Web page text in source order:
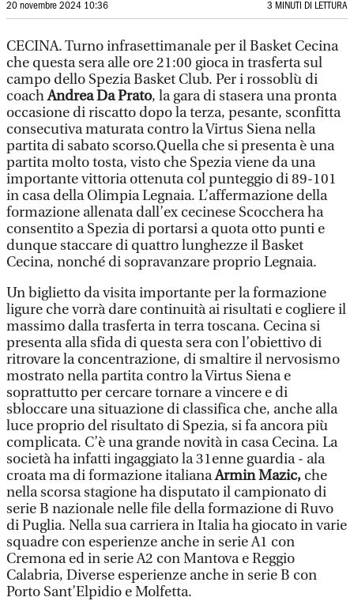
20 novembre 2024 10:36 3 MINUTI DI LETTURA
CECINA. Turno infrasettimanale per il Basket Cecina
che questa sera alle ore 21:00 gioca in trasferta sul
campo dello Spezia Basket Club. Per i rossoblù di
coachAndrea Da Prato, la gara di stasera una pronta
occasione di riscatto dopo la terza, pesante, sconfitta
consecutiva maturata contro la Virtus Siena nella
partita di sabato scorso.Quella che si presenta è una
partita molto tosta, visto che Spezia viene da una
importante vittoria ottenuta col punteggio di 89-101
in casa della Olimpia Legnaia. L’affermazione della
formazione allenata dall’ex cecinese Scocchera ha
consentito a Spezia di portarsi a quota otto punti e
dunque staccare di quattro lunghezze il Basket
Cecina, nonché di sopravanzare proprio Legnaia.
Un biglietto da visita importante per la formazione
ligure che vorrà dare continuità ai risultati e cogliere il
massimo dalla trasferta in terra toscana. Cecina si
presenta alla sfida di questa sera con l’obiettivo di
ritrovare la concentrazione, di smaltire il nervosismo
mostrato nella partita contro la Virtus Siena e
soprattutto per cercare tornare a vincere e di
sbloccare una situazione di classifica che, anche alla
luce proprio del risultato di Spezia, si fa ancora più
complicata. C’è una grande novità in casa Cecina. La
società ha infatti ingaggiato la 31enne guardia - ala
croata ma di formazione italianaArmin Mazic, che
nella scorsa stagione ha disputato il campionato di
serie B nazionale nelle file della formazione di Ruvo
di Puglia. Nella sua carriera in Italia ha giocato in varie
squadre con esperienze anche in serie A1 con
Cremona ed in serie A2 con Mantova e Reggio
Calabria, Diverse esperienze anche in serie B con
Porto Sant’Elpidio e Molfetta.